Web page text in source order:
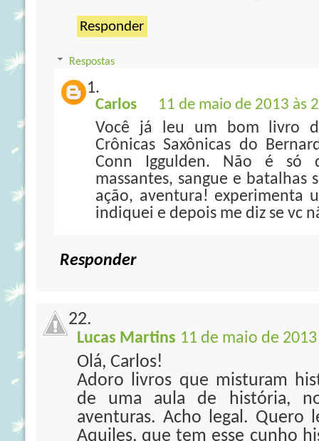
Responder
Respostas
Carlos 11 de maio de 2013 às
Você já leu um bom livro
Crônicas Saxônicas do
Conn Iggulden. Não é só
massantes, sangue e batalhas
ação, aventura! experimenta
indiquei e depois me diz se vc
Responder
Lucas Martins 11 de maio de
Olá, Carlos!
Adoro livros que misturam
de uma aula de história,
aventuras. Acho legal. Quero
Aquiles, que tem esse cunho